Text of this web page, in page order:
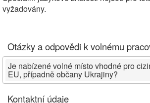
vyžadovány.
Otázky a odpovědi k volnému
Je nabízené volné místo vhodné pro
EU, případně občany Ukrajiny?
Kontaktní údaje